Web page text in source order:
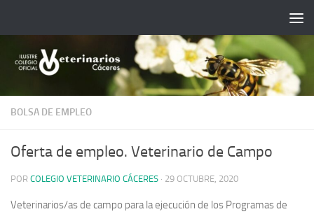
BOLSA DE EMPLEO
Oferta de empleo. Veterinario de Campo
POR COLEGIO VETERINARIO CÁCERES · 29 OCTUBRE, 2020
Veterinarios/as de campo para la ejecución de los Programas de